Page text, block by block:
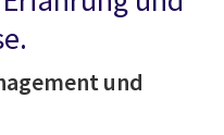
und